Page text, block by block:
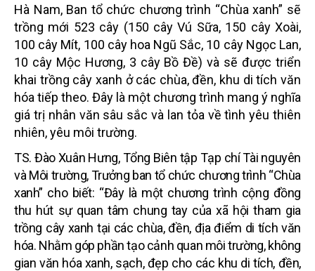
Hà Nam, Ban tổ chức chương trình “Chùa xanh” sẽ
trồng mới 523 cây (150 cây Vú Sữa, 150 cây Xoài,
100 cây Mít, 100 cây hoa Ngũ Sắc, 10 cây Ngọc Lan,
10 cây Mộc Hương, 3 cây Bồ Đề)và sẽ được triển
khai trồng cây xanh ở các chùa,đền, khu di tích văn
hóa tiếp theo. Đây là một chương trình mang ý nghĩa
giá trị nhân văn sâu sắc và lan tỏa về tình yêu thiên
nhiên, yêu môi trường.
TS. Đào Xuân Hưng, Tổng Biên tập Tạp chí Tài nguyên
và Môi trường, Trưởng ban tổ chức chương trình “Chùa
xanh” cho biết: “Đây là một chương trình cộng đồng
thu hút sự quan tâm chung tay của xã hội tham gia
trồng cây xanh tại các chùa, đền, địa điểm di tích văn
hóa. Nhằm góp phần tạo cảnh quan môi trường, không
gian văn hóa xanh, sạch, đẹp cho các khu di tích, đền,